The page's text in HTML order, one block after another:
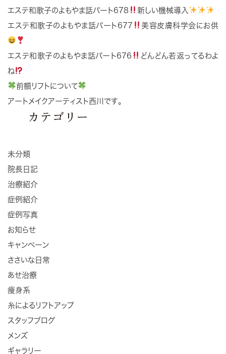
エステ和歌子のよもやま話パート678
新しい機械導入
エステ和歌子のよもやま話パート677
美容皮膚科学会にお供
エステ和歌子のよもやま話パート676
どんどん若返ってるわよ
ね
前額リフトについて
アートメイクアーティスト西川です。
カテゴリー
未分類
院長日記
治療紹介
症例紹介
症例写真
お知らせ
キャンペーン
ささいな日常
あせ治療
痩身系
糸によるリフトアップ
スタッフブログ
メンズ
ギャラリー